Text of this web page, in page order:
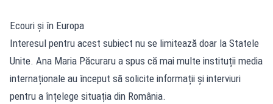
Ecouri și în Europa
Interesul pentru acest subiect nu se limitează doar la Statele
Unite. Ana Maria Păcuraru a spus că mai multe instituții media
internaționale au început să solicite informații și interviuri
pentru a înțelege situația din România.